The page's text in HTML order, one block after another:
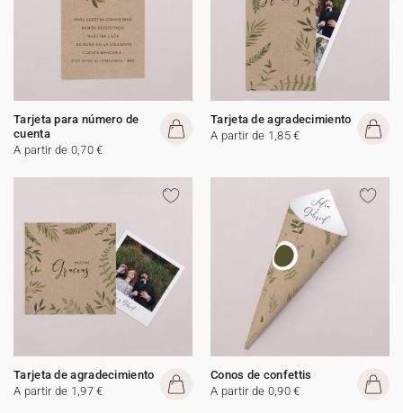
Tarjeta para número de
cuenta
A partir de 0,70 €
Tarjeta de agradecimiento
A partir de 1,85 €
Tarjeta de agradecimiento
A partir de 1,97 €
Conos de confettis
A partir de 0,90 €